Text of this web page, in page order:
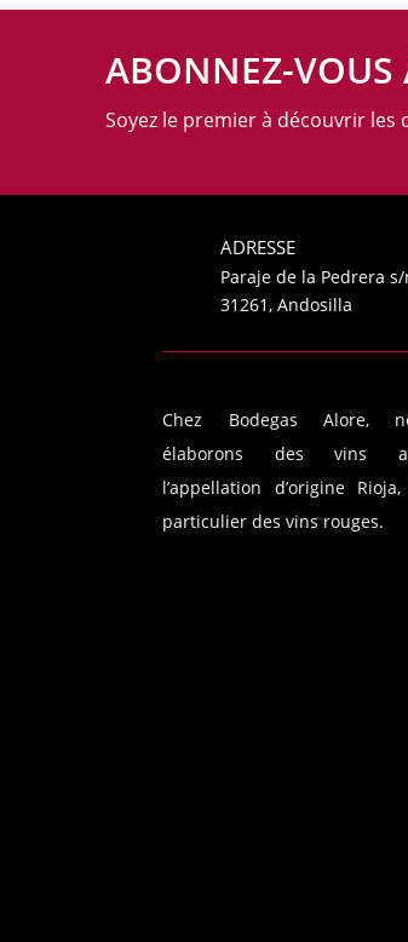
ABONNEZ-VOUS
Soyez le premier à découvrir les
ADRESSE
Paraje de la Pedrera s/
31261, Andosilla
Chez Bodegas Alore,
élaborons des vins
l’appellation d’origine
particulier des vins rouges.